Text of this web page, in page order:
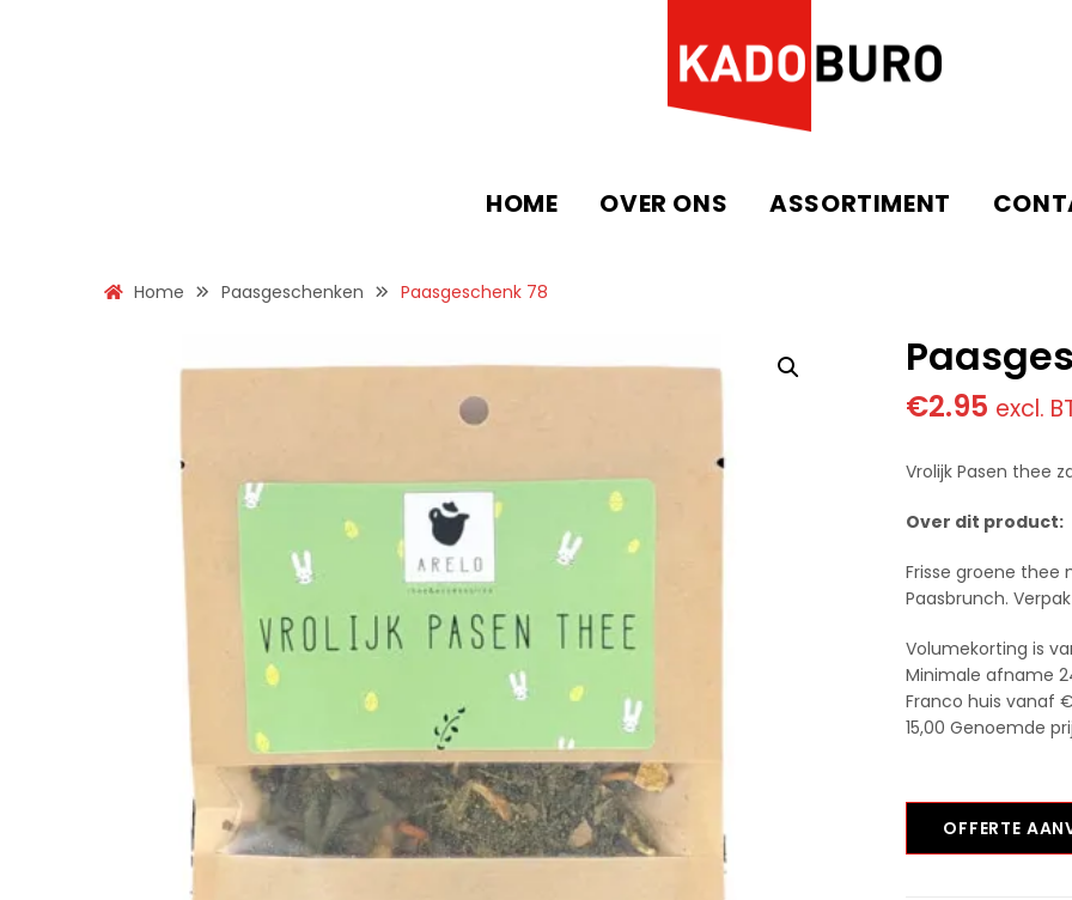
HOME OVER ONS ASSORTIMENT
Home Paasgeschenken Paasgeschenk 78
€2.95 excl.
Vrolijk Pasen thee
Over dit product:
Frisse groene thee
Paasbrunch.
Volumekorting is
Minimale afname
Franco huis vanaf
15,00 Genoemde
OFFERTE